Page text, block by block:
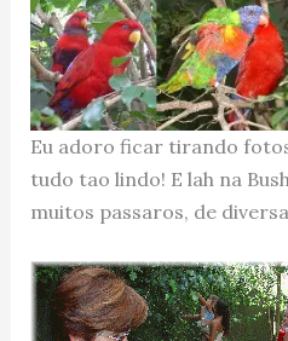
Eu adoro ficar tirando
tudo tao lindo! E lah na
muitos passaros, de